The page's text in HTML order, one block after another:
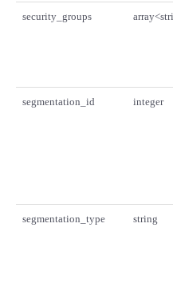
security_groups
segmentation_id integer
segmentation_type string